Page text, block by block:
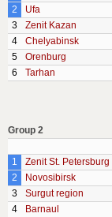
2
Ufa
3
Zenit Kazan
4
Chelyabinsk
5
Orenburg
6
Tarhan
Group 2
1
Zenit St. Petersburg
2
Novosibirsk
3
Surgut region
4
Barnaul